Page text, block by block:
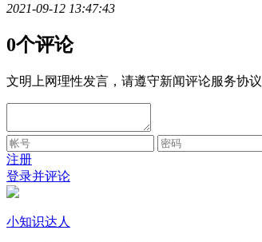
2021-09-12 13:47:43
0个评论
文明上网理性发言，请遵守新闻评论服务协议
注册
登录并评论
小知识达人